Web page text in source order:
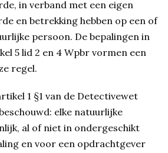
in verband met een eigen
en betrekking hebben op een of
persoon. De bepalingen in
5 lid 2 en 4 Wpbr vormen een
regel.
1 §1 van de Detectivewet
elke natuurlijke
al of niet in ondergeschikt
en voor een opdrachtgever